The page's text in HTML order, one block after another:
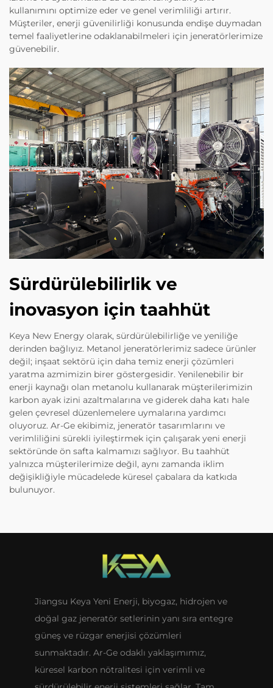
kullanımını optimize eder ve genel verimliliği artırır.
Müşteriler, enerji güvenilirliği konusunda endişe duymadan
temel faaliyetlerine odaklanabilmeleri için jeneratörlerimize
güvenebilir.
Sürdürülebilirlik ve
inovasyon için taahhüt
Keya New Energy olarak, sürdürülebilirliğe ve yeniliğe
derinden bağlıyız. Metanol jeneratörlerimiz sadece ürünler
değil; inşaat sektörü için daha temiz enerji çözümleri
yaratma azmimizin birer göstergesidir. Yenilenebilir bir
enerji kaynağı olan metanolu kullanarak müşterilerimizin
karbon ayak izini azaltmalarına ve giderek daha katı hale
gelen çevresel düzenlemelere uymalarına yardımcı
oluyoruz. Ar-Ge ekibimiz, jeneratör tasarımlarını ve
verimliliğini sürekli iyileştirmek için çalışarak yeni enerji
sektöründe ön safta kalmamızı sağlıyor. Bu taahhüt
yalnızca müşterilerimize değil, aynı zamanda iklim
değişikliğiyle mücadelede küresel çabalara da katkıda
bulunuyor.
Jiangsu Keya Yeni Enerji, biyogaz, hidrojen ve
doğal gaz jeneratör setlerinin yanı sıra entegre
güneş ve rüzgar enerjisi çözümleri
sunmaktadır. Ar-Ge odaklı yaklaşımımız,
küresel karbon nötralitesi için verimli ve